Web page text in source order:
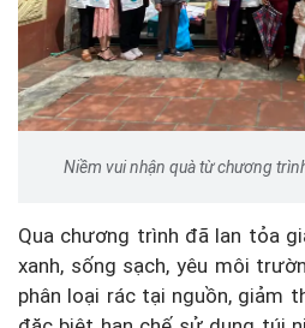
Niềm vui nhận quà từ chương
Qua chương trình đã lan tỏa
xanh, sống sạch, yêu môi
phân loại rác tại nguồn, giảm